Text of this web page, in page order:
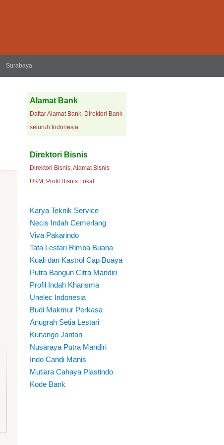
Surabaya
Alamat Bank
Daftar Alamat Bank, Direktori Bank
seluruh Indonesia
Direktori Bisnis
Direktori Bisnis, Alamat Bisnis
UKM, Profil Bisnis Lokal.
Karya Teknik Service
Necis Indah Cemerlang
Viva Pakarindo
Tata Lestari Rimba Buana
Kuali dan Kastrol Cap Buaya
Putra Bangun Citra Mandiri
Profil Indah Kharisma
Unelec Indonesia
Budi Makmur Perkasa
Anugrah Setia Lestari
Kunango Jantan
Nusaraya Putra Mandiri
Indo Candi Manis
Mutiara Cahaya Plastindo
Kode Bank